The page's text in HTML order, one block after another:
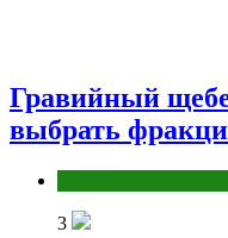
Гравийный
выбрать
3